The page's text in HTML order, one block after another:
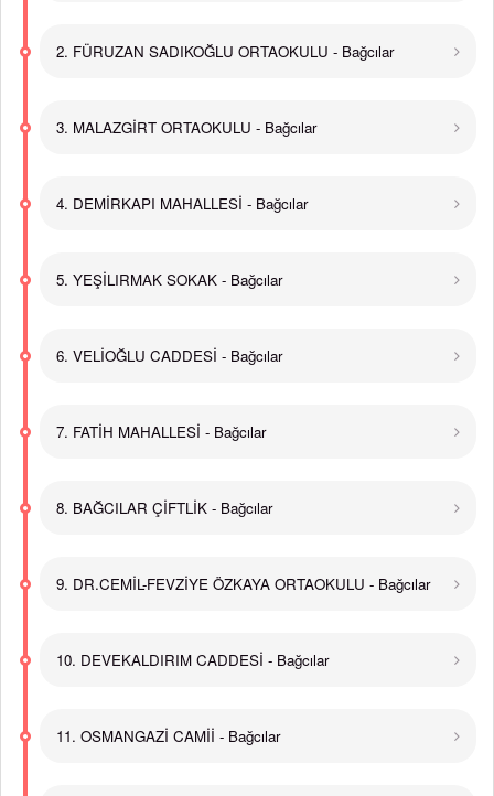
2. FÜRUZAN SADIKOĞLU ORTAOKULU - Bağcılar
3. MALAZGİRT ORTAOKULU - Bağcılar
4. DEMİRKAPI MAHALLESİ - Bağcılar
5. YEŞİLIRMAK SOKAK - Bağcılar
6. VELİOĞLU CADDESİ - Bağcılar
7. FATİH MAHALLESİ - Bağcılar
8. BAĞCILAR ÇİFTLİK - Bağcılar
9. DR.CEMİL-FEVZİYE ÖZKAYA ORTAOKULU - Bağcılar
10. DEVEKALDIRIM CADDESİ - Bağcılar
11. OSMANGAZİ CAMİİ - Bağcılar